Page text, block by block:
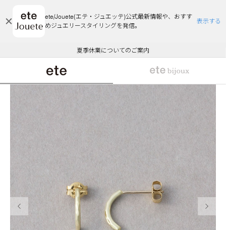
ete/Jouete(エテ・ジュエッテ)公式最新情報や、おすす
めジュエリースタイリングを発信。
表示する
エコラッピング及びエコポイント付与のご案内
ご注文いただいたお品物のお届け状況について
夏季休業についてのご案内
WEB Limited Items >>
採用のご案内
悪質な偽サイトにご注意ください
エコラッピング及びエコポイント付与のご案内
ご注文いただいたお品物のお届け状況について